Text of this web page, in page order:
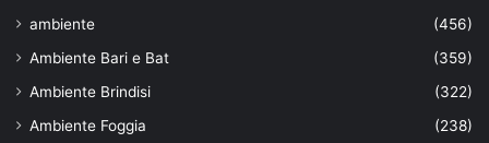
ambiente
(456)
Ambiente Bari e Bat
(359)
Ambiente Brindisi
(322)
Ambiente Foggia
(238)